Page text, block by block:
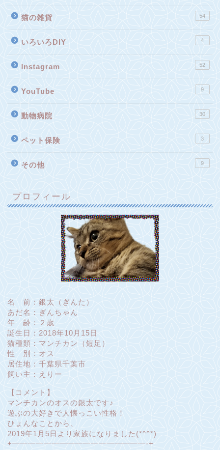
猫の雑貨 54
いろいろDIY 4
Instagram 52
YouTube 9
動物病院 30
ペット保険 3
その他 9
プロフィール
名 前：銀太（ぎんた）
あだ名：ぎんちゃん
年 齢：２歳
誕生日：2018年10月15日
猫種類：マンチカン（短足）
性 別：オス
居住地：千葉県千葉市
飼い主：えりー
【コメント】
マンチカンのオスの銀太です♪
遊ぶの大好きで人懐っこい性格！
ひょんなことから、
2019年1月5日より家族になりました(*^^*)
+—————————————————-+